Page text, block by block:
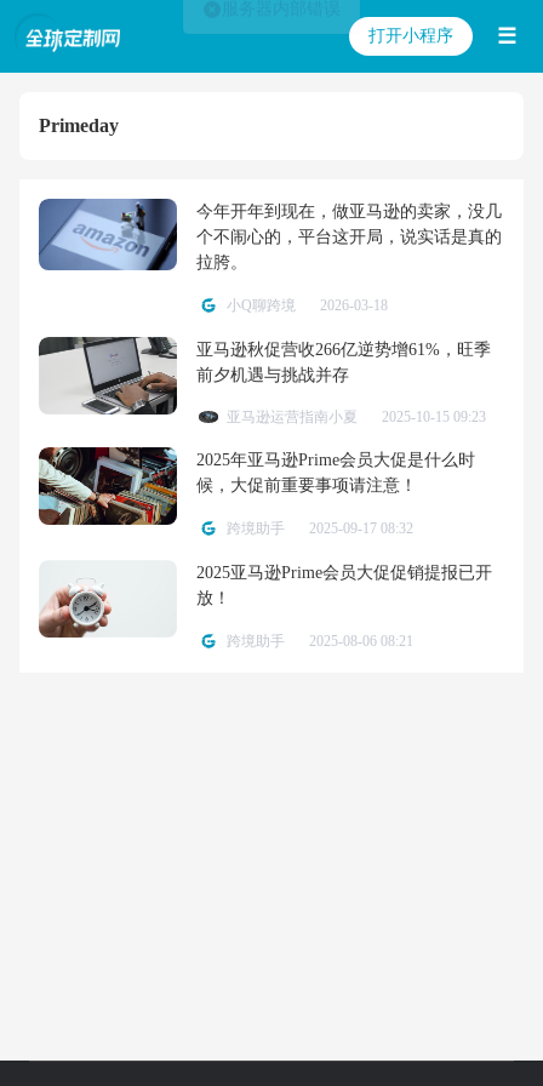
打开小程序 ☰
Primeday
今年开年到现在，做亚马逊的卖家，没几
个不闹心的，平台这开局，说实话是真的
拉胯。
小Q聊跨境 2026-03-18
亚马逊秋促营收266亿逆势增61%，旺季
前夕机遇与挑战并存
亚马逊运营指南小夏 2025-10-15 09:23
2025年亚马逊Prime会员大促是什么时
候，大促前重要事项请注意！
跨境助手 2025-09-17 08:32
2025亚马逊Prime会员大促促销提报已开
放！
跨境助手 2025-08-06 08:21